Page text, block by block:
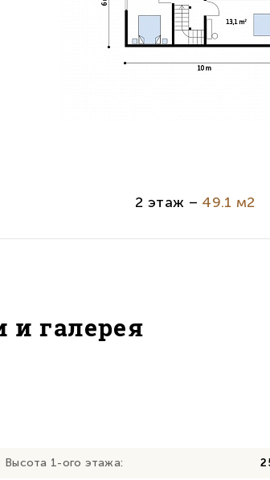
2 этаж – 49.1 м2
и галерея
Высота 1-ого этажа: